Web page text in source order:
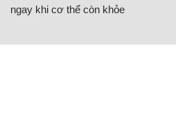
ngay khi cơ thể còn khỏe